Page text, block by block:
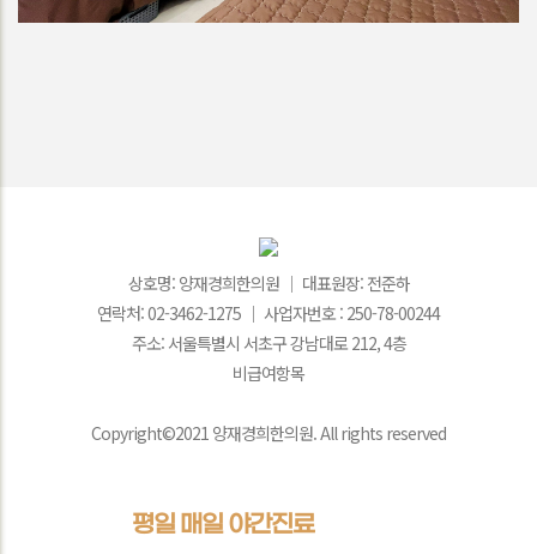
상호명: 양재경희한의원 │ 대표원장: 전준하
연락처: 02-3462-1275 │ 사업자번호 : 250-78-00244
주소: 서울특별시 서초구 강남대로 212, 4층
비급여항목
Copyright©2021 양재경희한의원. All rights reserved
평일 매일 야간진료로 언제든